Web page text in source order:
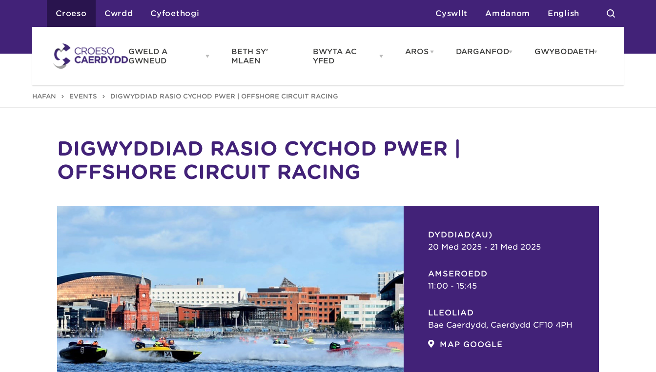
Croeso Cwrdd Cyfoethogi Cyswllt Amdanom English
GWELD A
GWNEUD
Open
GWNEUD
menu
Atyniadau
BETH SY’
MLAEN
BWYTA AC
YFED
Open
YFED
Blas ar Gymru
AROS Open
DARGANFODOpen
GWYBODAETHOpen
HAFAN EVENTS DIGWYDDIAD RASIO CYCHOD PŴER | OFFSHORE CIRCUIT RACING
DIGWYDDIAD RASIO CYCHOD PŴER |
OFFSHORE CIRCUIT RACING
DYDDIAD(AU)
20 Med 2025 - 21 Med 2025
AMSEROEDD
11:00 - 15:45
LLEOLIAD
Bae Caerdydd, Caerdydd CF10 4PH
MAP GOOGLE